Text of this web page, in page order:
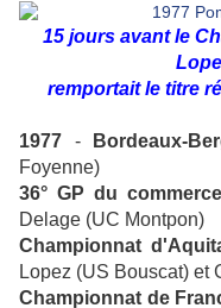
15 jours avant le
remportait le titre
1977 - Bordeaux-
Foyenne)
36° GP du
Delage (UC Montpon)
Championnat
Lopez (US Bouscat) et
Championnat de